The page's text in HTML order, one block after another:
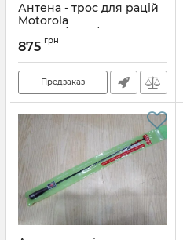
Антена - трос для рацій
Motorola
DP4400/4600/4800 etc,
UHF
Артикул:1051549664
875 грн
Предзаказ